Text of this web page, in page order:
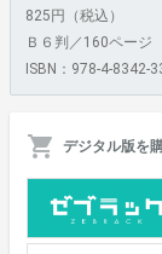
825円（税込）
Ｂ６判／160ページ
ISBN：978-4-8342-
デジタル版を